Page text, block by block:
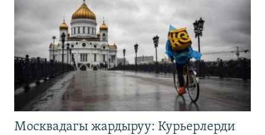
Москвадагы жардыруу: Курьерлерди